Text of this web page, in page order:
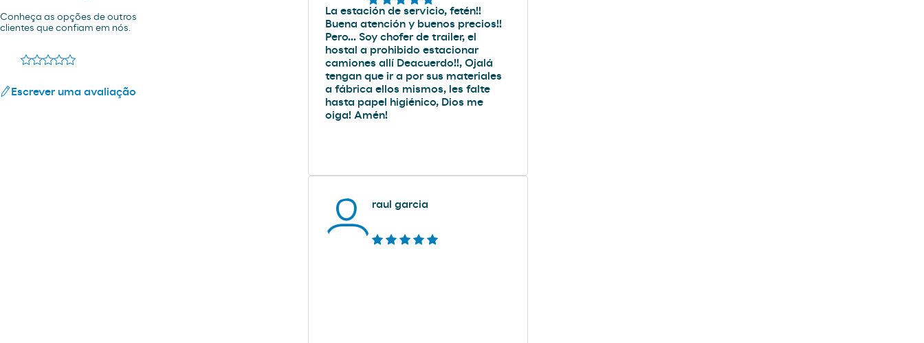
Conheça as opções de outros
clientes que confiam em nós.
Escrever uma avaliação
La estación de servicio, fetén!!
Buena atención y buenos precios!!
Pero... Soy chofer de trailer, el
hostal a prohibido estacionar
camiones allí Deacuerdo!!, Ojalá
tengan que ir a por sus materiales
a fábrica ellos mismos, les falte
hasta papel higiénico, Dios me
oiga! Amén!
raul garcia